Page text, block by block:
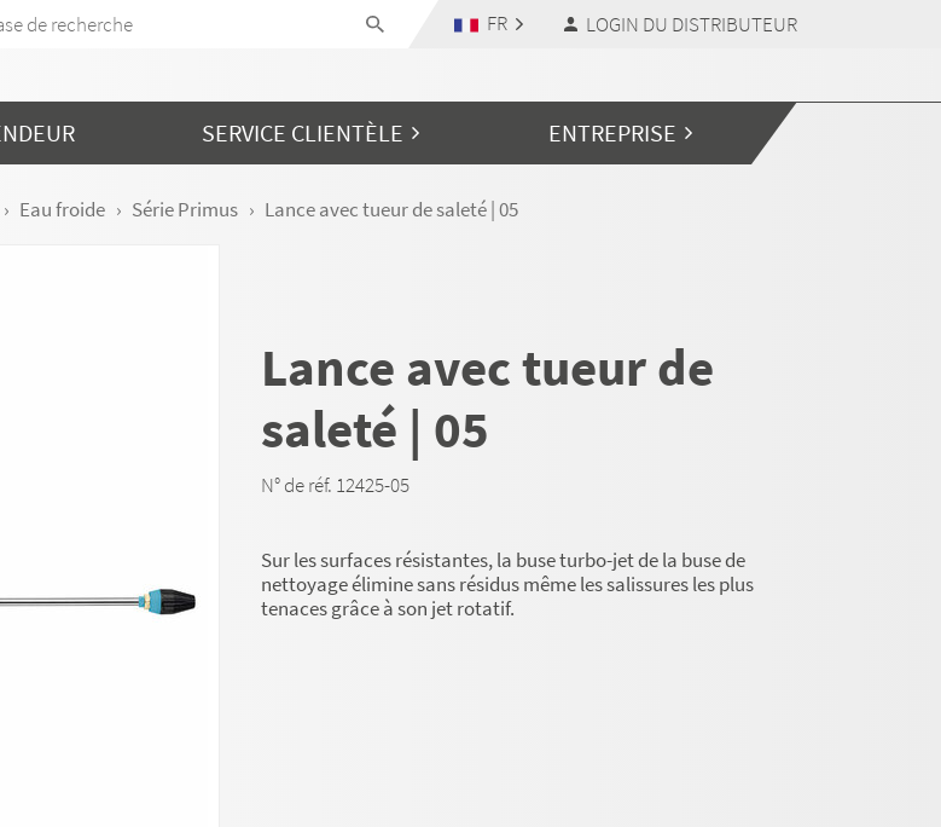
FR LOGIN DU DISTRIBUTEUR
SERVICE CLIENTÈLE ENTREPRISE
Eau froide Série Primus Lance avec tueur de saleté | 05
Lance avec tueur de
saleté | 05
N° de réf. 12425-05
Sur les surfaces résistantes, la buse turbo-jet de la buse de
nettoyage élimine sans résidus même les salissures les plus
tenaces grâce à son jet rotatif.